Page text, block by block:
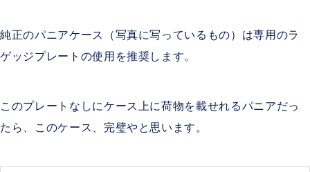
純正のパニアケース（写真に写っているもの）は専用のラ
ゲッジプレートの使用を推奨します。
このプレートなしにケース上に荷物を載せれるパニアだっ
たら、このケース、完璧やと思います。